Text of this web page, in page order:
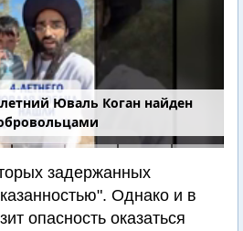
Юваль Коган найден
задержанных
Однако и в
опасность оказаться